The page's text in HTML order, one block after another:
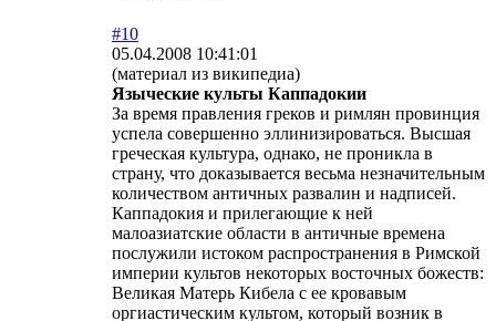
#10
05.04.2008 10:41:01
(материал из википедиа)
Языческие культы Каппадокии
За время правления греков и римлян провинция
успела совершенно эллинизироваться. Высшая
греческая культура, однако, не проникла в
страну, что доказывается весьма незначительным
количеством античных развалин и надписей.
Каппадокия и прилегающие к ней
малоазиатские области в античные времена
послужили истоком распространения в Римской
империи культов некоторых восточных божеств:
Великая Матерь Кибела с ее кровавым
оргиастическим культом, который возник в